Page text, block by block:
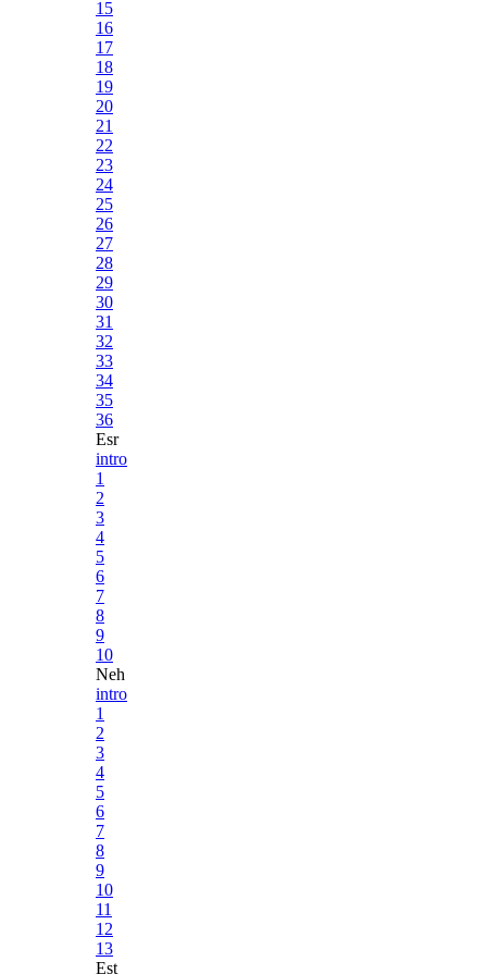
15
16
17
18
19
20
21
22
23
24
25
26
27
28
29
30
31
32
33
34
35
36
Esr
intro
1
2
3
4
5
6
7
8
9
10
Neh
intro
1
2
3
4
5
6
7
8
9
10
11
12
13
Est